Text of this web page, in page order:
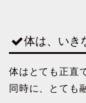
体は、いき
体はとても正直
同時に、とても